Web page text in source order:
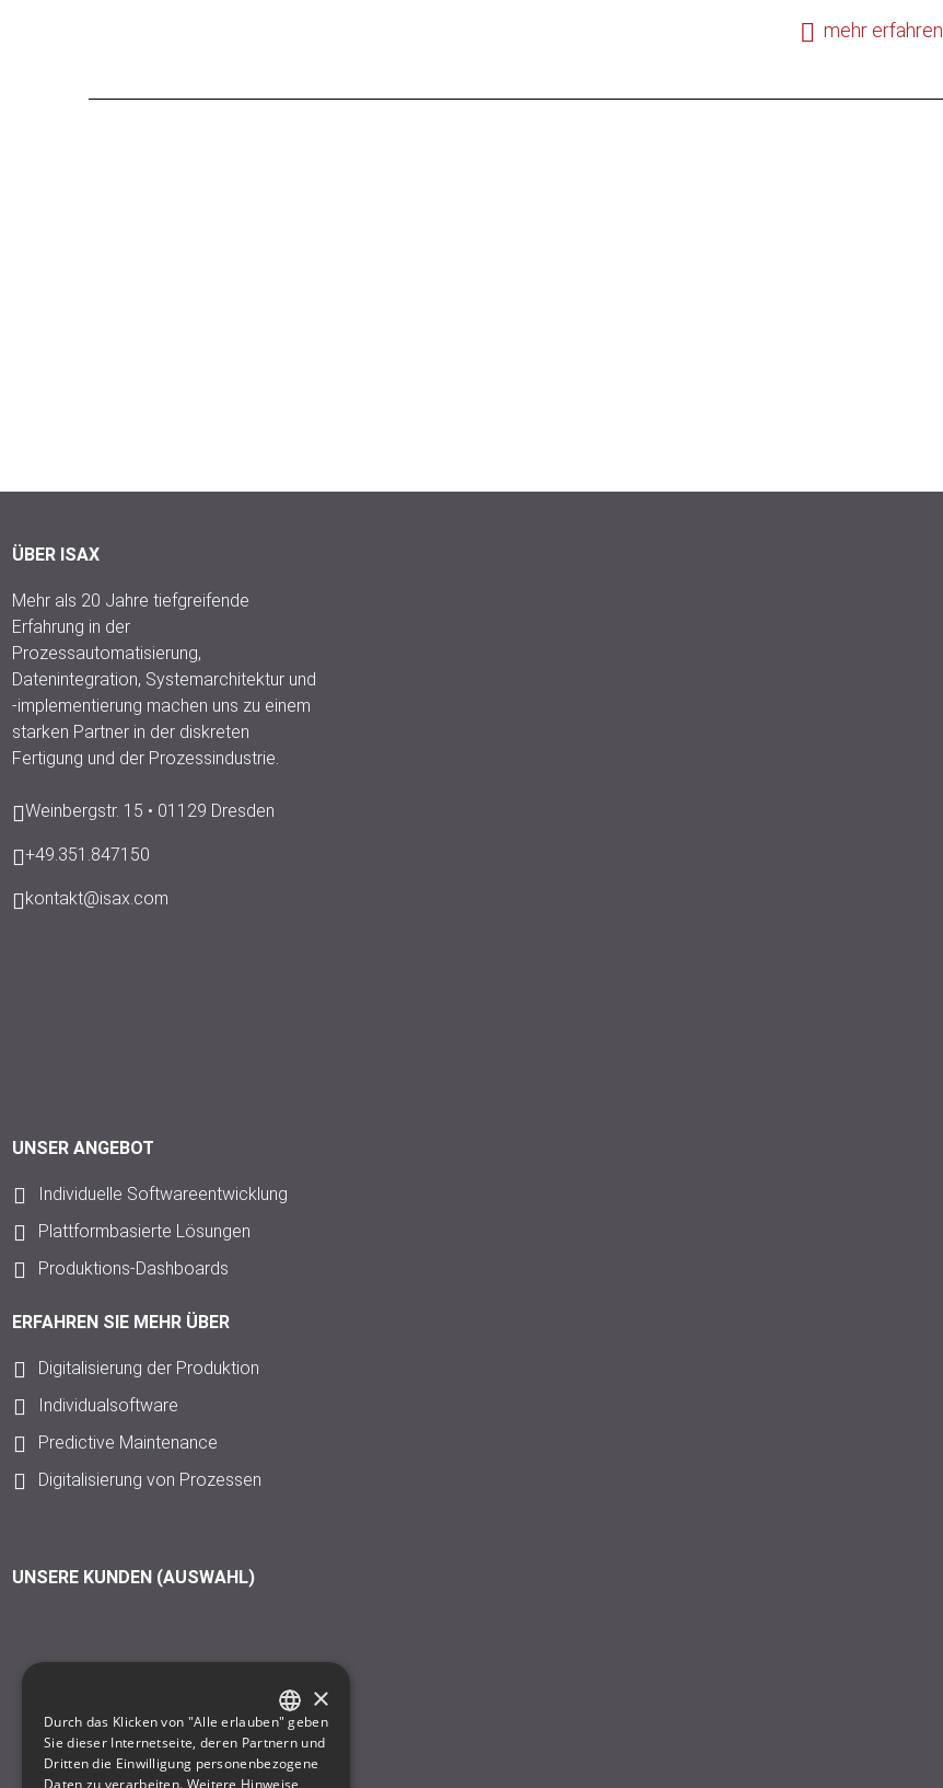
mehr erfahren
ÜBER ISAX
Mehr als 20 Jahre tiefgreifende
Erfahrung in der
Prozessautomatisierung,
Datenintegration, Systemarchitektur und
-implementierung machen uns zu einem
starken Partner in der diskreten
Fertigung und der Prozessindustrie.
Weinbergstr. 15 • 01129 Dresden
+49.351.847150
kontakt@isax.com
UNSER ANGEBOT
Individuelle Softwareentwicklung
Plattformbasierte Lösungen
Produktions-Dashboards
ERFAHREN SIE MEHR ÜBER
Digitalisierung der Produktion
Individualsoftware
Predictive Maintenance
Digitalisierung von Prozessen
UNSERE KUNDEN (AUSWAHL)
GERMAN
ENGLISH
×
Durch das Klicken von "Alle erlauben" geben
Sie dieser Internetseite, deren Partnern und
Dritten die Einwilligung personenbezogene
Daten zu verarbeiten. Weitere Hinweise